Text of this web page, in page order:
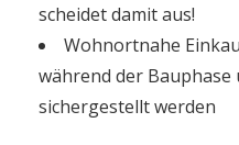
scheidet damit aus!
Wohnortnahe
während der Bauphase
sichergestellt werden